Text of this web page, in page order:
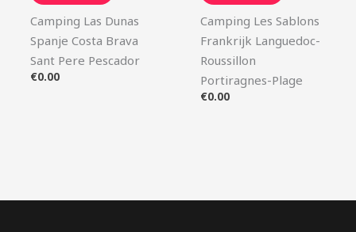
Camping Las Dunas
Spanje Costa Brava
Sant Pere Pescador
€0.00
Camping Les Sablons
Frankrijk Languedoc-
Roussillon
Portiragnes-Plage
€0.00